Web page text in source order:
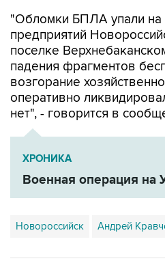
"Обломки БПЛА упали на
предприятий
поселке
падения фрагментов
возгорание
оперативно
нет", - говорится в
ХРОНИКА
Военная операция на
Новороссийск Андрей